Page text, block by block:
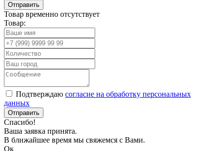
Товар временно отсутствует
Товар:
Подтверждаю согласие на обработку персональных
данных
Спасибо!
Ваша заявка принята.
В ближайшее время мы свяжемся с Вами.
Ок